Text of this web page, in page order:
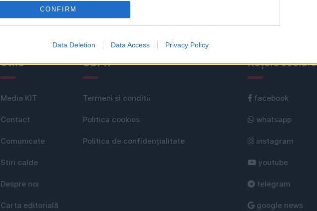
CONFIRM
Data Deletion Data Access Privacy Policy
Utile
Media KIT
Contact
Comunicate
Stiri calde
Despre noi
Carta editorială
GDPR
Termeni si conditii
Politica cookies
Politica de confidențialitate
Rețele sociale
facebook
whatsapp
instagram
youtube
telegram
google news